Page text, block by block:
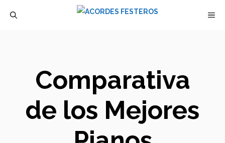
Comparativa
de los Mejores